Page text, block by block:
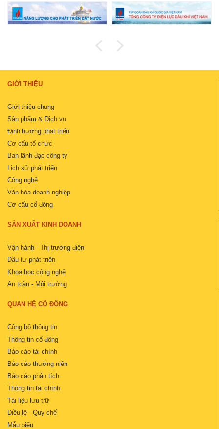
GIỚI THIỆU
Giới thiệu chung
Sản phẩm & Dịch vụ
Định hướng phát triển
Cơ cấu tổ chức
Ban lãnh đạo công ty
Lịch sử phát triển
Công nghệ
Văn hóa doanh nghiệp
Cơ cấu cổ đông
SẢN XUẤT KINH DOANH
Vận hành - Thị trường điện
Đầu tư phát triển
Khoa học công nghệ
An toàn - Môi trường
QUAN HỆ CỔ ĐÔNG
Công bố thông tin
Thông tin cổ đông
Báo cáo tài chính
Báo cáo thường niên
Báo cáo phân tích
Thông tin tài chính
Tài liệu lưu trữ
Điều lệ - Quy chế
Mẫu biểu